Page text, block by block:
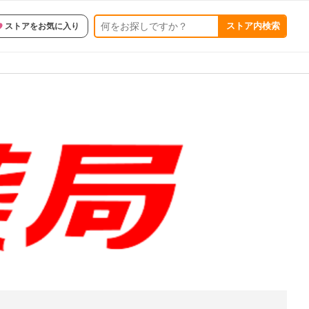
ストアをお気に入り ストア内検索